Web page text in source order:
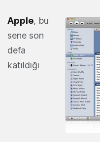
Apple, bu
sene son
defa
katıldığı